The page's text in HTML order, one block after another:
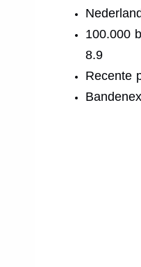
100.000
8.9
Recente